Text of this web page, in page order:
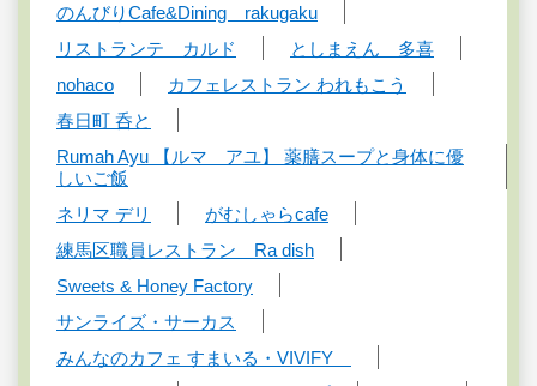
のんびりCafe&Dining rakugaku
リストランテ カルド
としまえん 多喜
nohaco
カフェレストラン われもこう
春日町 呑と
Rumah Ayu 【ルマ アユ】 薬膳スープと身体に優
しいご飯
ネリマ デリ
がむしゃらcafe
練馬区職員レストラン Ra dish
Sweets & Honey Factory
サンライズ・サーカス
みんなのカフェ すまいる・VIVIFY